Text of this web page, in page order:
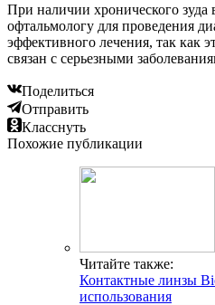
При наличии хронического зуда
офтальмологу для проведения
эффективного лечения, так как
связан с серьезными
Поделиться
Отправить
Класснуть
Похожие публикации
Читайте также:
Контактные линзы
использования